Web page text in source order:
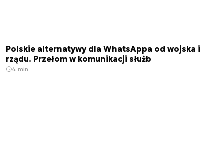
Polskie alternatywy dla WhatsAppa od wojska i
rządu. Przełom w komunikacji służb
4 min.